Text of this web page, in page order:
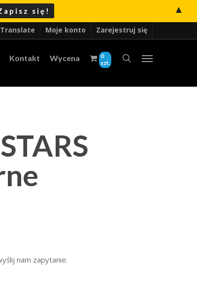
Translate Moje konto Zarejestruj się
Kontakt Wycena
0
szt.
nam zapytanie.
▲